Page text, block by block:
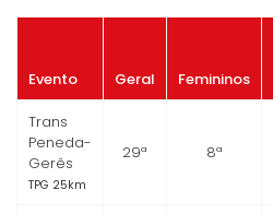
Evento Geral Femininos
Trans
Peneda-
Gerês
TPG 25km
29ª 8ª